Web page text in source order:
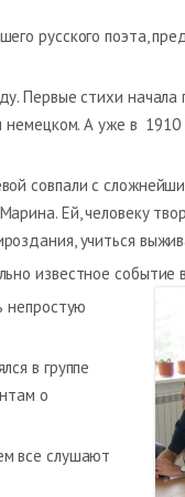
русского поэта,
Первые стихи
немецком. А уже в
совпали с
Ей, человеку
учиться
известное событие
непростую
в группе
о
все слушают